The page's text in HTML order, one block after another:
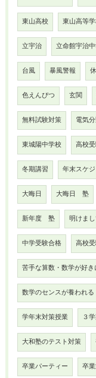
東山高校 東山高等
立宇治 立命館宇治
台風 暴風警報
色えんぴつ 玄関
無料試験対策 電気
東城陽中学校 高校
冬期講習 年末スケ
大晦日 大晦日 塾
新年度 塾 明けま
中学受験合格 高校
苦手な算数・数学が好き
数学のセンスが養われる
学年末対策授業 ３
大和塾のテスト対策
卒業パーティー 卒